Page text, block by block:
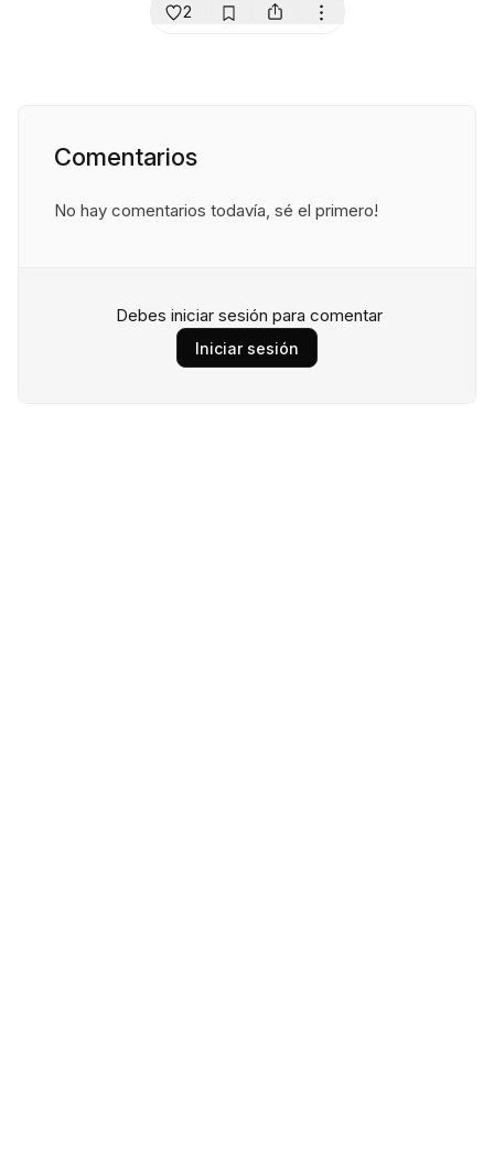
2
Comentarios
No hay comentarios todavía, sé el primero!
Debes iniciar sesión para comentar
Iniciar sesión